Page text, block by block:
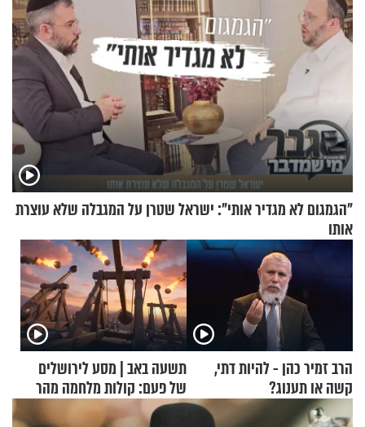
"הגמגום לא מגדיר אותי": ישראל שטרן על המגבלה שלא עוצרת
אותו
הרב זמיר כהן - להיות דתי,
קשה או תענוג?
תשעה באב | מסע לירושלים
של פעם: קולות מלחמה מהר
הזיתים